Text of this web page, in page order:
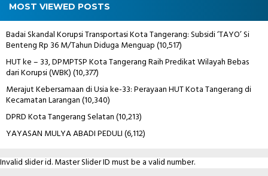
MOST VIEWED POSTS
Badai Skandal Korupsi Transportasi Kota Tangerang: Subsidi ‘TAYO’ Si
Benteng Rp 36 M/Tahun Diduga Menguap(10,517)
HUT ke – 33, DPMPTSP Kota Tangerang Raih Predikat Wilayah Bebas
dari Korupsi (WBK)(10,377)
Merajut Kebersamaan di Usia ke-33: Perayaan HUT Kota Tangerang di
Kecamatan Larangan(10,340)
DPRD Kota Tangerang Selatan(10,213)
YAYASAN MULYA ABADI PEDULI(6,112)
Invalid slider id. Master Slider ID must be a valid number.